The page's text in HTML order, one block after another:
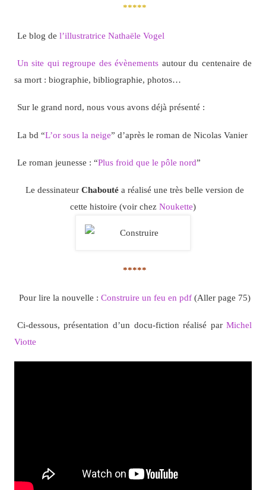
*****
Le blog de l’illustratrice Nathaële Vogel
Un site qui regroupe des évènements autour du centenaire de
sa mort : biographie, bibliographie, photos…
Sur le grand nord, nous vous avons déjà présenté :
La bd “L’or sous la neige” d’après le roman de Nicolas Vanier
Le roman jeunesse : “Plus froid que le pôle nord”
Le dessinateur Chaboutéa réalisé une très belle version de
cette histoire (voir chez Noukette)
*****
Pour lire la nouvelle : Construire un feu en pdf(Aller page 75)
Ci-dessous, présentation d’un docu-fiction réalisé parMichel
Viotte